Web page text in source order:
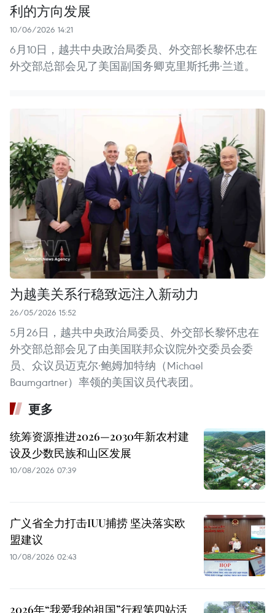
利的方向发展
10/06/2026 14:21
6月10日，越共中央政治局委员、外交部长黎怀忠在
外交部总部会见了美国副国务卿克里斯托弗·兰道。
为越美关系行稳致远注入新动力
26/05/2026 15:52
5月26日，越共中央政治局委员、外交部长黎怀忠在
外交部总部会见了由美国联邦众议院外交委员会委
员、众议员迈克尔·鲍姆加特纳（Michael
Baumgartner）率领的美国议员代表团。
更多
统筹资源推进2026—2030年新农村建
设及少数民族和山区发展
10/08/2026 07:39
广义省全力打击IUU捕捞 坚决落实欧
盟建议
10/08/2026 02:43
2026年“我爱我的祖国”行程第四站活